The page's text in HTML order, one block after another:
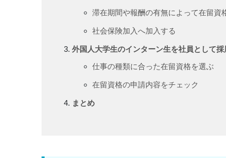
滞在期間や報酬の有無によって在留資
社会保険加入へ加入する
外国人大学生のインターン生を社員として採
仕事の種類に合った在留資格を選ぶ
在留資格の申請内容をチェック
まとめ